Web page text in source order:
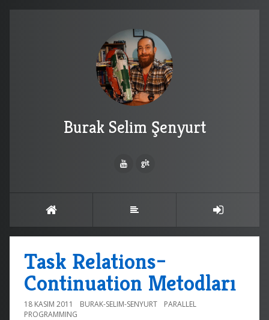
Burak Selim Şenyurt
Task Relations–
Continuation Metodları
18 KASIM 2011 BURAK-SELIM-SENYURT
PARALLEL
PROGRAMMING